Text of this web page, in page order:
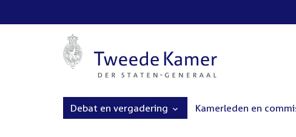
Debat en vergadering Kamerleden en